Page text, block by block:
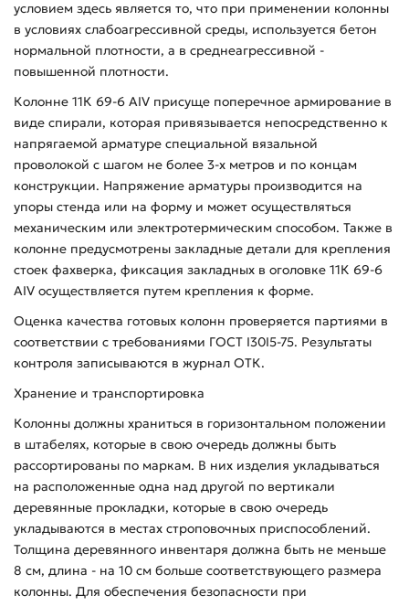
условием здесь является то, что при применении колонны
в условиях слабоагрессивной среды, используется бетон
нормальной плотности, а в среднеагрессивной -
повышенной плотности.
Колонне 11К 69-6 АIV присуще поперечное армирование в
виде спирали, которая привязывается непосредственно к
напрягаемой арматуре специальной вязальной
проволокой с шагом не более 3-х метров и по концам
конструкции. Напряжение арматуры производится на
упоры стенда или на форму и может осуществляться
механическим или электротермическим способом. Также в
колонне предусмотрены закладные детали для крепления
стоек фахверка, фиксация закладных в оголовке 11К 69-6
АIV осуществляется путем крепления к форме.
Оценка качества готовых колонн проверяется партиями в
соответствии с требованиями ГОСТ I30I5-75. Результаты
контроля записываются в журнал ОТК.
Хранение и транспортировка
Колонны должны храниться в горизонтальном положении
в штабелях, которые в свою очередь должны быть
рассортированы по маркам. В них изделия укладываться
на расположенные одна над другой по вертикали
деревянные прокладки, которые в свою очередь
укладываются в местах строповочных приспособлений.
Толщина деревянного инвентаря должна быть не меньше
8 см, длина - на 10 см больше соответствующего размера
колонны. Для обеспечения безопасности при